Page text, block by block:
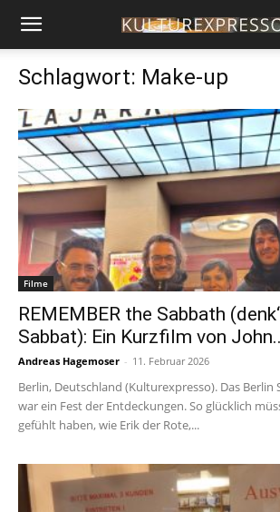
Schlagwort: Make-up
Filme
REMEMBER the Sabbath
Sabbat): Ein Kurzfilm von
Andreas Hagemoser - 11. Februar 2026
Berlin, Deutschland (Kulturexpresso). Das Berlin
war ein Fest der Entdeckungen. So glücklich
gefühlt haben, wie Erik der Rote,...